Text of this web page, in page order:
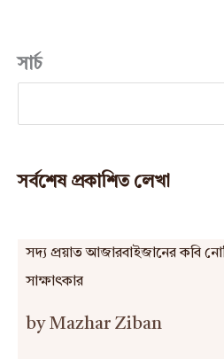
সার্চ
সর্বশেষ প্রকাশিত লেখা
সদ্য প্রয়াত আজারবাইজানের কবি
সাক্ষাৎকার
by Mazhar Ziban